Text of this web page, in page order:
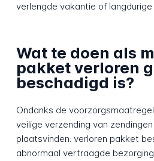
verlengde vakantie of langdurige
Wat te doen als
pakket verloren
beschadigd is?
Ondanks de
veilige verzending van
plaatsvinden: verloren pakket
abnormaal vertraagde